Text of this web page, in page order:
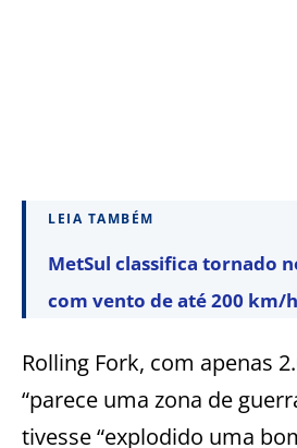
LEIA TAMBÉM
MetSul classifica tornado
com vento de até 200 km/h
Rolling Fork, com apenas
“parece uma zona de
tivesse “explodido uma